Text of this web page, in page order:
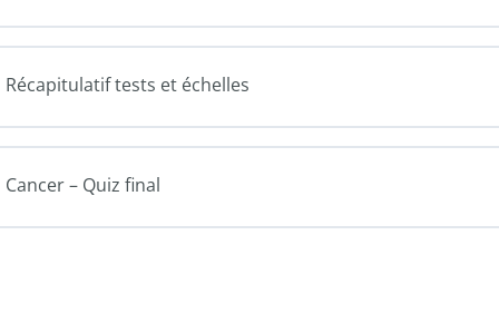
Récapitulatif tests et échelles
Cancer – Quiz final